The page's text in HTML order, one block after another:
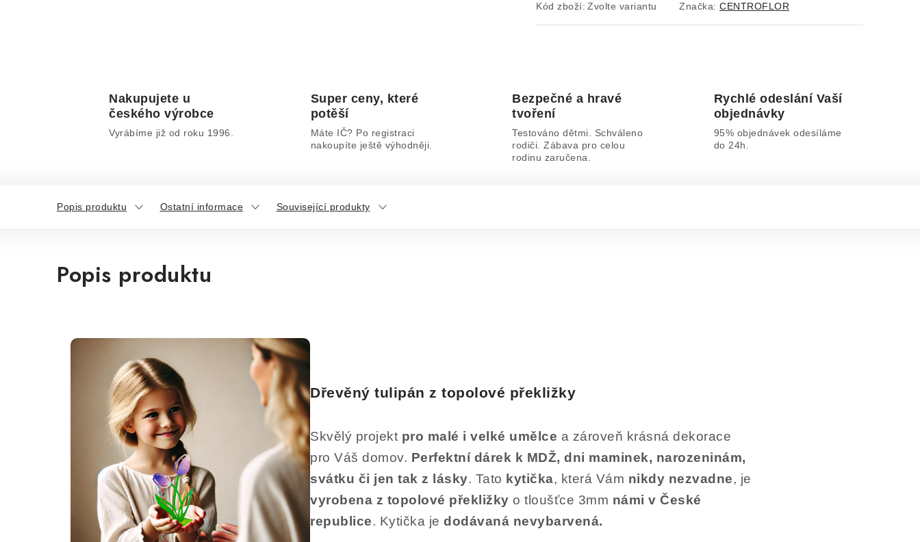
Kód zboží: Zvolte variantu Značka: CENTROFLOR
Nakupujete u
českého výrobce
Vyrábíme již od roku 1996.
Super ceny, které
potěší
Máte IČ? Po registraci
nakoupíte ještě výhodněji.
Bezpečné a hravé
tvoření
Testováno dětmi. Schváleno
rodiči. Zábava pro celou
rodinu zaručena.
Rychlé odeslání Vaší
objednávky
95% objednávek odesíláme
do 24h.
Popis produktu Ostatní informace Související produkty
Popis produktu
Dřevěný tulipán z topolové překližky
Skvělý projekt pro malé i velké umělce a zároveň krásná dekorace
pro Váš domov. Perfektní dárek k MDŽ, dni maminek, narozeninám,
svátku či jen tak z lásky. Tato kytička, která Vám nikdy nezvadne, je
vyrobena z topolové překližky o tloušťce 3mm námi v České
republice. Kytička je dodávaná nevybarvená.